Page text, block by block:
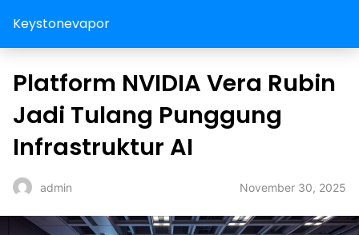
Keystonevapor
⁠Platform NVIDIA Vera Rubin
Jadi Tulang Punggung
Infrastruktur AI
admin November 30, 2025